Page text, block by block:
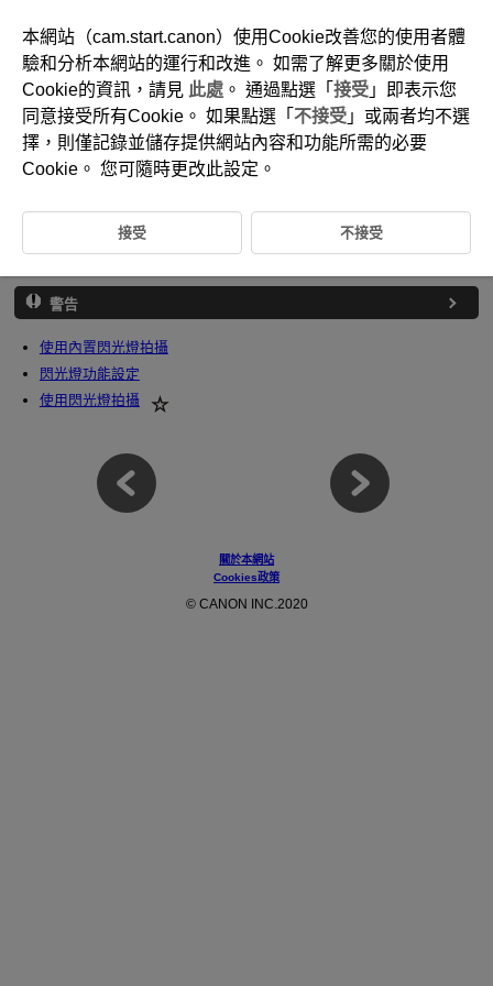
D101-057
閃燈攝影
頁標題右方的
表示該功能只能在創意拍攝區模式
警告
使用內置閃光燈拍攝
閃光燈功能設定
使用閃光燈拍攝
關於本網站
Cookies政策
© CANON INC.2020
本網站（cam.start.canon）使用Cookie改善您的使用者體
驗和分析本網站的運行和改進。 如需了解更多關於使用
Cookie的資訊，請見 此處 。 通過點選「 接受 」即表示您
同意接受所有Cookie。 如果點選「 不接受 」或兩者均不選
擇，則僅記錄並儲存提供網站內容和功能所需的必要
Cookie。 您可隨時更改此設定。
接受 不接受